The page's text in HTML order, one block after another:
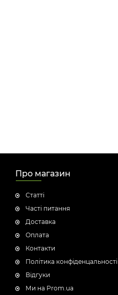
Про магазин
Статті
Часті питання
Доставка
Оплата
Контакти
Політика конфіденцальності
Відгуки
Ми на Prom.ua